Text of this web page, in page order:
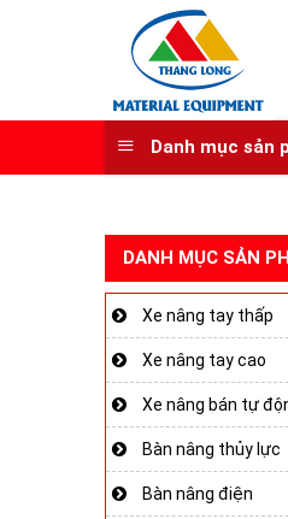
Danh mục sản
DANH MỤC SẢN
Xe nâng tay thấp
Xe nâng tay cao
Xe nâng bán tự
Bàn nâng thủy lực
Bàn nâng điện